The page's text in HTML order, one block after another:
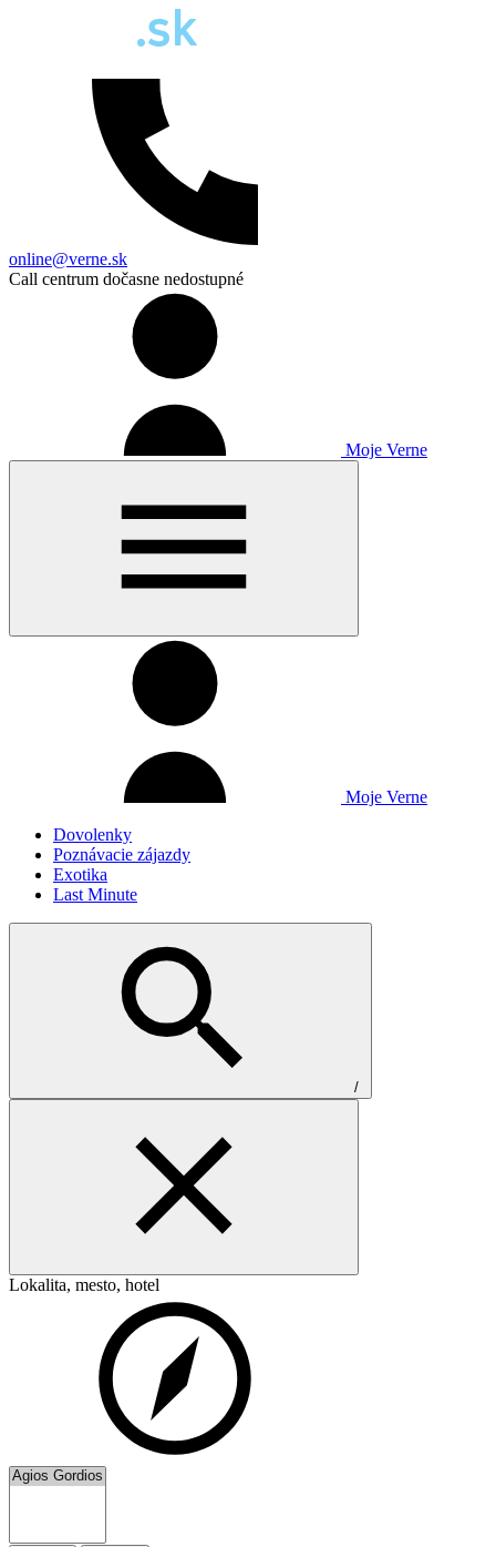
online@verne.sk
Call centrum dočasne nedostupné
Moje Verne
Moje Verne
Dovolenky
Poznávacie zájazdy
Exotika
Last Minute
/
Lokalita, mesto, hotel